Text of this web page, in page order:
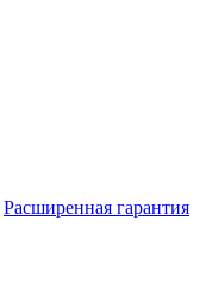
Расширенная гарантия